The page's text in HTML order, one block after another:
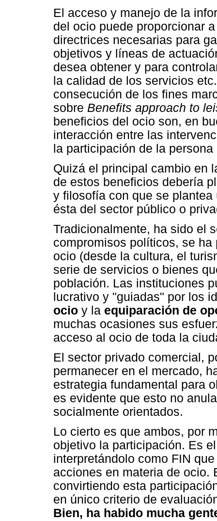
El acceso y manejo de la
del ocio puede proporcionar
directrices necesarias para
objetivos y líneas de
desea obtener y para
la calidad de los servicios
consecución de los fines
sobre Benefits approach to
beneficios del ocio son, en
interacción entre las
la participación de la
Quizá el principal cambio en
de estos beneficios debería
y filosofía con que se
ésta del sector público o
Tradicionalmente, ha sido el
compromisos políticos, se
ocio (desde la cultura, el
serie de servicios o bienes
población. Las instituciones
lucrativo y "guiadas" por los
ocio y la equiparación de
muchas ocasiones sus
acceso al ocio de toda la
El sector privado comercial,
permanecer en el mercado,
estrategia fundamental para
es evidente que esto no
socialmente orientados.
Lo cierto es que ambos, por
objetivo la participación. Es
interpretándolo como FIN
acciones en materia de ocio.
convirtiendo esta
en único criterio de
Bien, ha habido mucha